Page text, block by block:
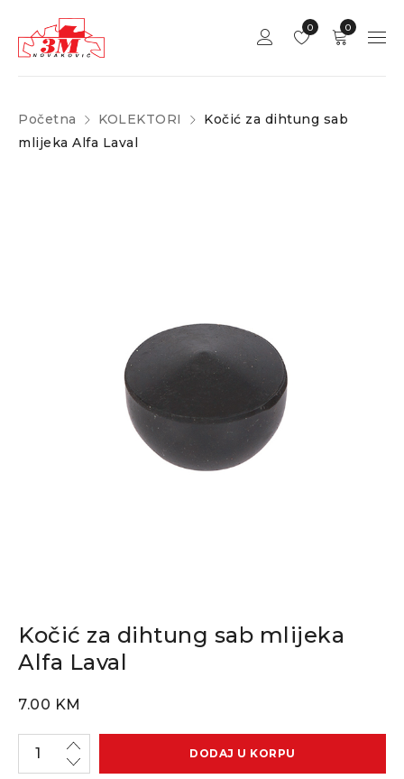
0
0
Početna KOLEKTORI
Kočić za dihtung sab
mlijeka Alfa Laval
Kočić za dihtung sab mlijeka
Alfa Laval
7.00 KM
DODAJ U KORPU